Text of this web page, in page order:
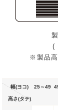
(
※製品高
幅(ヨコ)
高さ(タテ)
25～49